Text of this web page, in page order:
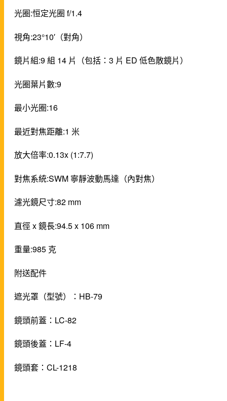
光圈:恒定光圈 f/1.4
視角:23°10′（對角）
鏡片組:9 組 14 片（包括：3 片 ED 低色散鏡片）
光圈葉片數:9
最小光圈:16
最近對焦距離:1 米
放大倍率:0.13x (1:7.7)
對焦系統:SWM 寧靜波動馬達（內對焦）
濾光鏡尺寸:82 mm
直徑 x 鏡長:94.5 x 106 mm
重量:985 克
附送配件
遮光罩（型號）：HB-79
鏡頭前蓋：LC-82
鏡頭後蓋：LF-4
鏡頭套：CL-1218